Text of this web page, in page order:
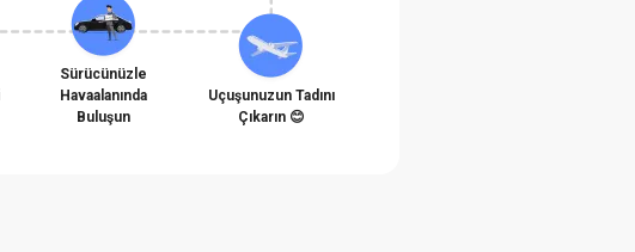
Sürücünüzle
Havaalanında
Buluşun
Uçuşunuzun Tadını
Çıkarın 😊